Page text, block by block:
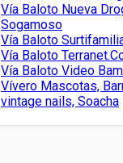
Vía Baloto Nueva
Sogamoso
Vía Baloto
Vía Baloto
Vía Baloto Video
Vívero Mascotas,
vintage nails, Soacha